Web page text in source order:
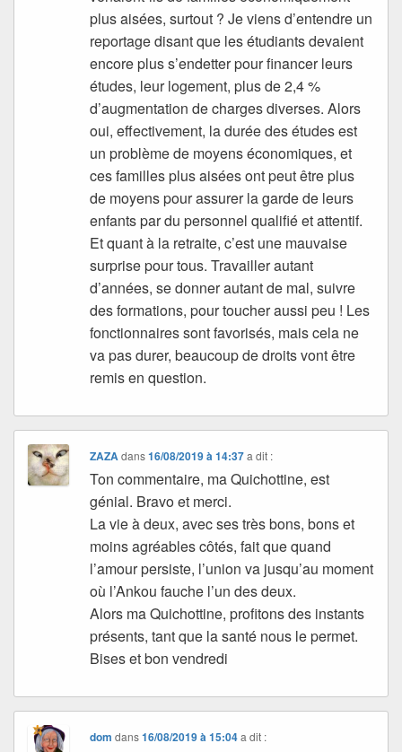
plus aisées, surtout ? Je viens d’entendre un
reportage disant que les étudiants devaient
encore plus s’endetter pour financer leurs
études, leur logement, plus de 2,4 %
d’augmentation de charges diverses. Alors
oui, effectivement, la durée des études est
un problème de moyens économiques, et
ces familles plus aisées ont peut être plus
de moyens pour assurer la garde de leurs
enfants par du personnel qualifié et attentif.
Et quant à la retraite, c’est une mauvaise
surprise pour tous. Travailler autant
d’années, se donner autant de mal, suivre
des formations, pour toucher aussi peu ! Les
fonctionnaires sont favorisés, mais cela ne
va pas durer, beaucoup de droits vont être
remis en question.
ZAZAdans16/08/2019 à 14:37 a dit :
Ton commentaire, ma Quichottine, est
génial. Bravo et merci.
La vie à deux, avec ses très bons, bons et
moins agréables côtés, fait que quand
l’amour persiste, l’union va jusqu’au moment
où l’Ankou fauche l’un des deux.
Alors ma Quichottine, profitons des instants
présents, tant que la santé nous le permet.
Bises et bon vendredi
dom dans16/08/2019 à 15:04 a dit :